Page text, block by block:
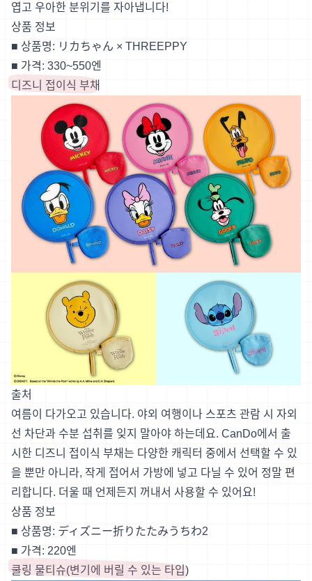
엽고 우아한 분위기를 자아냅니다!
상품 정보
■ 상품명: リカちゃん × THREEPPY
■ 가격: 330~550엔
디즈니 접이식 부채
출처
여름이 다가오고 있습니다. 야외 여행이나 스포츠 관람 시 자외
선 차단과 수분 섭취를 잊지 말아야 하는데요. CanDo에서 출
시한 디즈니 접이식 부채는 다양한 캐릭터 중에서 선택할 수 있
을 뿐만 아니라, 작게 접어서 가방에 넣고 다닐 수 있어 정말 편
리합니다. 더울 때 언제든지 꺼내서 사용할 수 있어요!
상품 정보
■ 상품명: ディズニー折りたたみうちわ2
■ 가격: 220엔
쿨링 물티슈(변기에 버릴 수 있는 타입)